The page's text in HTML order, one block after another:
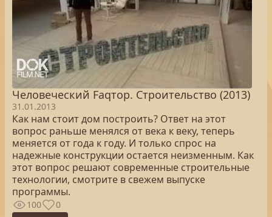
Человеческий Faqтор. Строительство (2013)
31.01.2013
Как нам стоит дом построить? Ответ на этот
вопрос раньше менялся от века к веку, теперь
меняется от года к году. И только спрос на
надежные конструкции остается неизменным. Как
этот вопрос решают современные строительные
технологии, смотрите в свежем выпуске
программы.
100 0